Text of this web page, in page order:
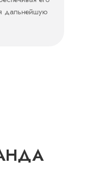
дальнейшую